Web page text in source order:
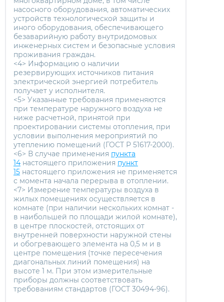
насосного оборудования, автоматических
устройств технологической защиты и
иного оборудования, обеспечивающего
безаварийную работу внутридомовых
инженерных систем и безопасные условия
проживания граждан.
<4> Информацию о наличии
резервирующих источников питания
электрической энергией потребитель
получает у исполнителя.
<5> Указанные требования применяются
при температуре наружного воздуха не
ниже расчетной, принятой при
проектировании системы отопления, при
условии выполнения мероприятий по
утеплению помещений (ГОСТ Р 51617-2000).
<6> В случае применения пункта
14 настоящего приложения пункт
15 настоящего приложения не применяется
с момента начала перерыва в отоплении.
<7> Измерение температуры воздуха в
жилых помещениях осуществляется в
комнате (при наличии нескольких комнат -
в наибольшей по площади жилой комнате),
в центре плоскостей, отстоящих от
внутренней поверхности наружной стены
и обогревающего элемента на 0,5 м и в
центре помещения (точке пересечения
диагональных линий помещения) на
высоте 1 м. При этом измерительные
приборы должны соответствовать
требованиям стандартов (ГОСТ 30494-96).